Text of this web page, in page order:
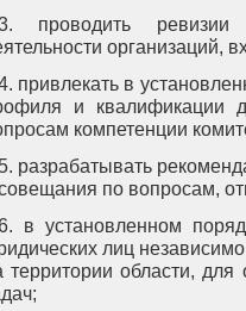
проводить ревизии
организаций,
привлекать в
и квалификации
компетенции
разрабатывать
по вопросам,
в установленном
лиц
территории области,